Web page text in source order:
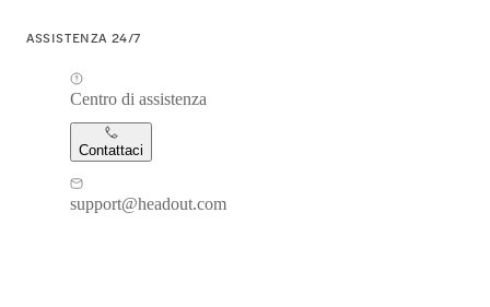
ASSISTENZA 24/7
Centro di assistenza
Contattaci
support@headout.com